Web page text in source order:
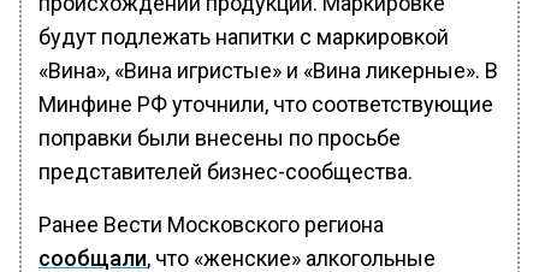
будут подлежать напитки с маркировкой
«Вина», «Вина игристые» и «Вина ликерные». В
Минфине РФ уточнили, что соответствующие
поправки были внесены по просьбе
представителей бизнес-сообщества.
Ранее Вести Московского региона
сообщали, что «женские» алкогольные